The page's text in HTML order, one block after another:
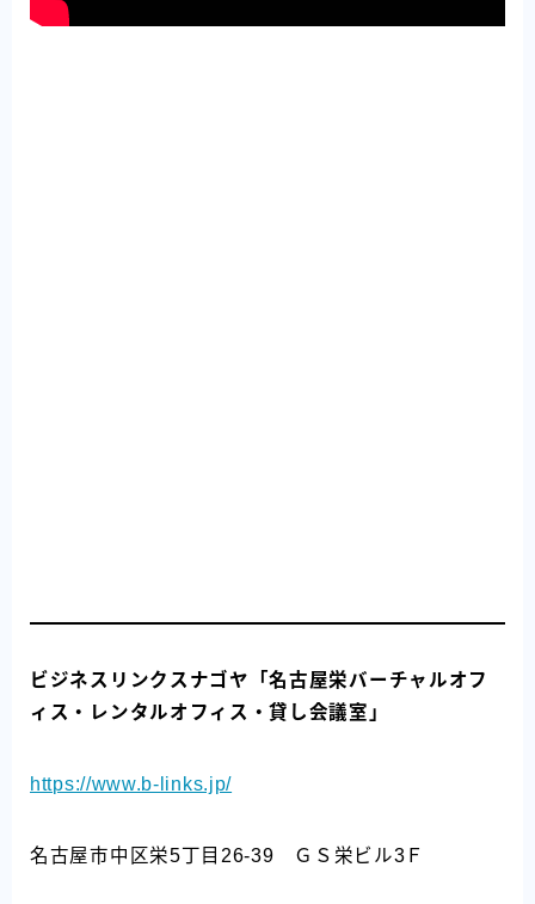
ビジネスリンクスナゴヤ「名古屋栄バーチャルオフ
ィス・レンタルオフィス・貸し会議室」
https://www.b-links.jp/
名古屋市中区栄5丁目26-39 ＧＳ栄ビル3Ｆ